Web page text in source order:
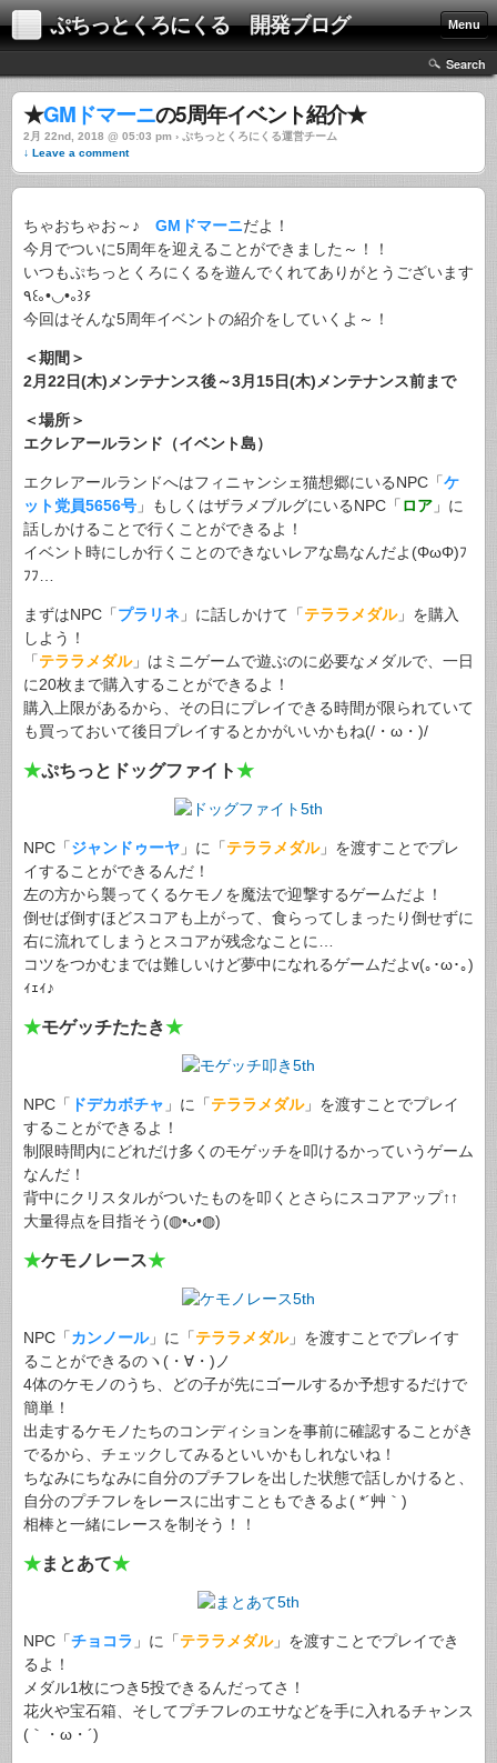
ぷちっとくろにくる 開発ブログ Menu
Search
★GMドマーニの5周年イベント紹介★
2月 22nd, 2018 @ 05:03 pm › ぷちっとくろにくる運営チーム
↓ Leave a comment
ちゃおちゃお～♪ GMドマーニだよ！
今月でついに5周年を迎えることができました～！！
いつもぷちっとくろにくるを遊んでくれてありがとうございます
٩꒰｡•◡•｡꒱۶
今回はそんな5周年イベントの紹介をしていくよ～！
＜期間＞
2月22日(木)メンテナンス後～3月15日(木)メンテナンス前まで
＜場所＞
エクレアールランド（イベント島）
エクレアールランドへはフィニャンシェ猫想郷にいるNPC「ケ
ット党員5656号 」もしくはザラメブルグにいるNPC「 ロア 」に
話しかけることで行くことができるよ！
イベント時にしか行くことのできないレアな島なんだよ(ΦωΦ)ﾌ
ﾌﾌ…
まずはNPC「プラリネ 」に話しかけて「テララメダル」を購入
しよう！
「テララメダル」はミニゲームで遊ぶのに必要なメダルで、一日
に20枚まで購入することができるよ！
購入上限があるから、その日にプレイできる時間が限られていて
も買っておいて後日プレイするとかがいいかもね(/・ω・)/
★ぷちっとドッグファイト★
NPC「ジャンドゥーヤ 」に「テララメダル」を渡すことでプレ
イすることができるんだ！
左の方から襲ってくるケモノを魔法で迎撃するゲームだよ！
倒せば倒すほどスコアも上がって、食らってしまったり倒せずに
右に流れてしまうとスコアが残念なことに…
コツをつかむまでは難しいけど夢中になれるゲームだよv(｡･ω･｡)
ｨｪｨ♪
★モゲッチたたき★
NPC「 ドデカボチャ 」に「テララメダル」を渡すことでプレイ
することができるよ！
制限時間内にどれだけ多くのモゲッチを叩けるかっていうゲーム
なんだ！
背中にクリスタルがついたものを叩くとさらにスコアアップ↑↑
大量得点を目指そう(◍•ᴗ•◍)
★ケモノレース★
NPC「カンノール」に「テララメダル」を渡すことでプレイす
ることができるのヽ(・∀・)ノ
4体のケモノのうち、どの子が先にゴールするか予想するだけで
簡単！
出走するケモノたちのコンディションを事前に確認することがき
でるから、チェックしてみるといいかもしれないね！
ちなみにちなみに自分のプチフレを出した状態で話しかけると、
自分のプチフレをレースに出すこともできるよ( *´艸｀)
相棒と一緒にレースを制そう！！
★まとあて★
NPC「チョコラ 」に「テララメダル」を渡すことでプレイでき
るよ！
メダル1枚につき5投できるんだってさ！
花火や宝石箱、そしてプチフレのエサなどを手に入れるチャンス
(｀・ω・´)